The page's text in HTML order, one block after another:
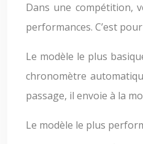
Dans une compétition,
performances. C’est
Le modèle le plus
chronomètre
passage, il envoie à la
Le modèle le plus